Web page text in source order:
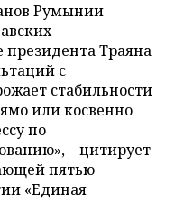
Румынии
Траяна
с
стабильности
или косвенно
по
– цитирует
пятью
«Единая